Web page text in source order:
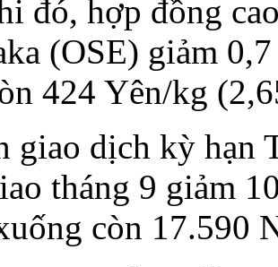
đó, hợp đồng
(OSE) giảm
424 Yên/kg
giao dịch kỳ hạn
tháng 9 giảm
còn 17.590